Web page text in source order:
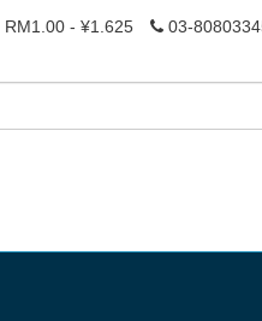
RM1.00 - ¥1.625 03-